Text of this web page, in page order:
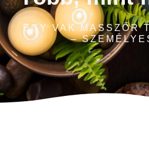
EGY VAK MASSZŐR
–